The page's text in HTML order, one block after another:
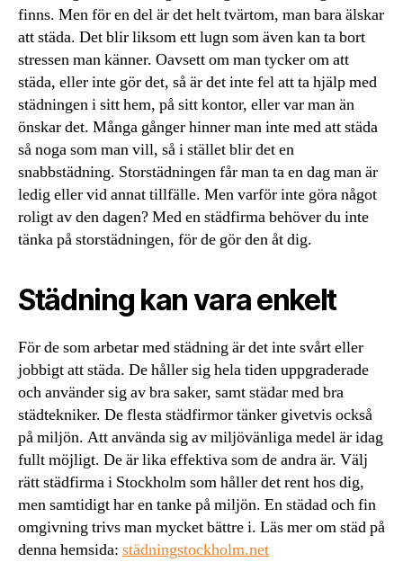
finns. Men för en del är det helt tvärtom, man bara älskar
att städa. Det blir liksom ett lugn som även kan ta bort
stressen man känner. Oavsett om man tycker om att
städa, eller inte gör det, så är det inte fel att ta hjälp med
städningen i sitt hem, på sitt kontor, eller var man än
önskar det. Många gånger hinner man inte med att städa
så noga som man vill, så i stället blir det en
snabbstädning. Storstädningen får man ta en dag man är
ledig eller vid annat tillfälle. Men varför inte göra något
roligt av den dagen? Med en städfirma behöver du inte
tänka på storstädningen, för de gör den åt dig.
Städning kan vara enkelt
För de som arbetar med städning är det inte svårt eller
jobbigt att städa. De håller sig hela tiden uppgraderade
och använder sig av bra saker, samt städar med bra
städtekniker. De flesta städfirmor tänker givetvis också
på miljön. Att använda sig av miljövänliga medel är idag
fullt möjligt. De är lika effektiva som de andra är. Välj
rätt städfirma i Stockholm som håller det rent hos dig,
men samtidigt har en tanke på miljön. En städad och fin
omgivning trivs man mycket bättre i. Läs mer om städ på
denna hemsida: städningstockholm.net